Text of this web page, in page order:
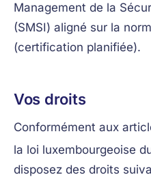
Management de la
(SMSI) aligné sur la
(certification planifiée).
Vos droits
Conformément aux
la loi luxembourgeoise
disposez des droits